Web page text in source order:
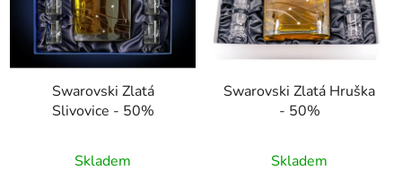
Swarovski Zlatá
Slivovice - 50%
hodnocení
Skladem
Swarovski Zlatá Hruška
- 50%
hodnocení
Skladem